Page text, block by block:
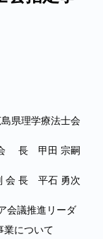
県理学療法士会
長 甲田 宗嗣
会 長 平石 勇次
議推進リーダ
業について